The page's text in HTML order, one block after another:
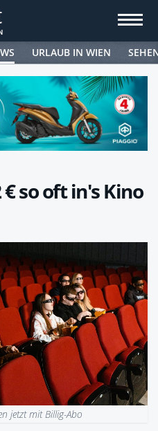
URLAUB IN WIEN
so oft in's Kino
jetzt mit Billig-Abo